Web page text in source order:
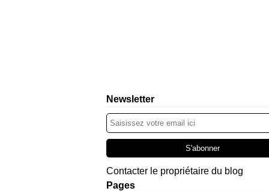
Newsletter
Contacter le propriétaire du blog
Pages